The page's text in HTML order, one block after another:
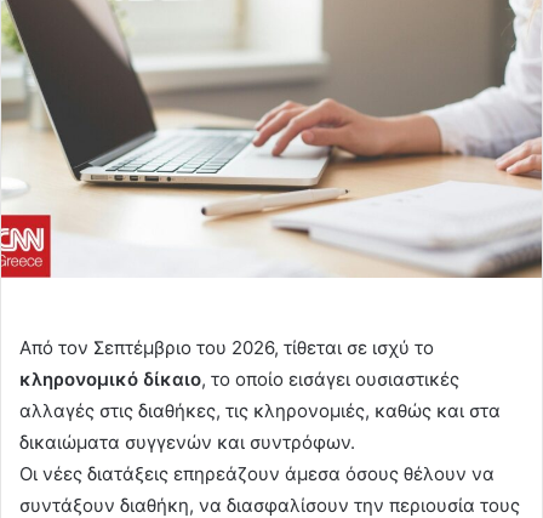
Aπό τον Σεπτέμβριο του 2026, τίθεται σε ισχύ το
κληρονομικό δίκαιο, το οποίο εισάγει ουσιαστικές
αλλαγές στις διαθήκες, τις κληρονομιές, καθώς και στα
δικαιώματα συγγενών και συντρόφων.
Οι νέες διατάξεις επηρεάζουν άμεσα όσους θέλουν να
συντάξουν διαθήκη, να διασφαλίσουν την περιουσία τους